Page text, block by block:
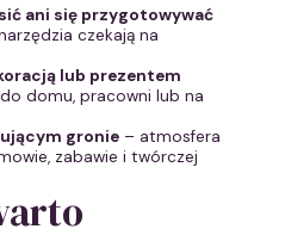
ani się przygotowywać
czekają na
lub prezentem
domu, pracowni lub na
gronie– atmosfera
zabawie i twórczej